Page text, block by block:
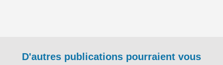
D'autres publications pourraient vous